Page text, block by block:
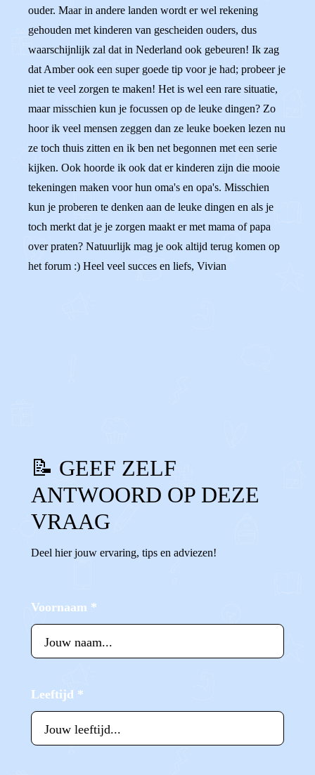
ouder. Maar in andere landen wordt er wel rekening
gehouden met kinderen van gescheiden ouders, dus
waarschijnlijk zal dat in Nederland ook gebeuren! Ik zag
dat Amber ook een super goede tip voor je had; probeer je
niet te veel zorgen te maken! Het is wel een rare situatie,
maar misschien kun je focussen op de leuke dingen? Zo
hoor ik veel mensen zeggen dan ze leuke boeken lezen nu
ze toch thuis zitten en ik ben net begonnen met een serie
kijken. Ook hoorde ik ook dat er kinderen zijn die mooie
tekeningen maken voor hun oma's en opa's. Misschien
kun je proberen te denken aan de leuke dingen en als je
toch merkt dat je je zorgen maakt er met mama of papa
over praten? Natuurlijk mag je ook altijd terug komen op
het forum :) Heel veel succes en liefs, Vivian
📝 GEEF ZELF
ANTWOORD OP DEZE
VRAAG
Deel hier jouw ervaring, tips en adviezen!
Voornaam *
Leeftijd *